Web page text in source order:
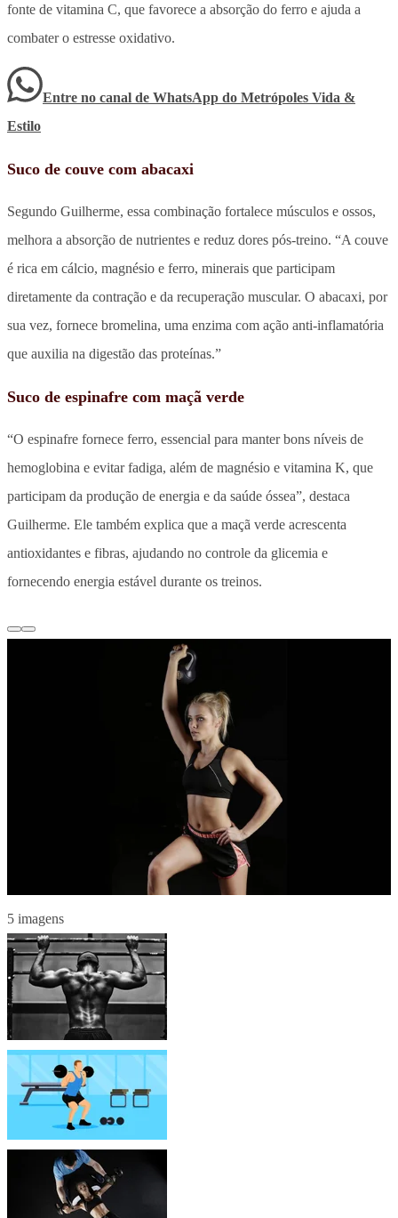
fonte de vitamina C, que favorece a absorção do ferro e ajuda a
combater o estresse oxidativo.
Entre no canal de WhatsApp do Metrópoles Vida &
Estilo
Suco de couve com abacaxi
Segundo Guilherme, essa combinação fortalece músculos e ossos,
melhora a absorção de nutrientes e reduz dores pós-treino. “A couve
é rica em cálcio, magnésio e ferro, minerais que participam
diretamente da contração e da recuperação muscular. O abacaxi, por
sua vez, fornece bromelina, uma enzima com ação anti-inflamatória
que auxilia na digestão das proteínas.”
Suco de espinafre com maçã verde
“O espinafre fornece ferro, essencial para manter bons níveis de
hemoglobina e evitar fadiga, além de magnésio e vitamina K, que
participam da produção de energia e da saúde óssea”, destaca
Guilherme. Ele também explica que a maçã verde acrescenta
antioxidantes e fibras, ajudando no controle da glicemia e
fornecendo energia estável durante os treinos.
5 imagens